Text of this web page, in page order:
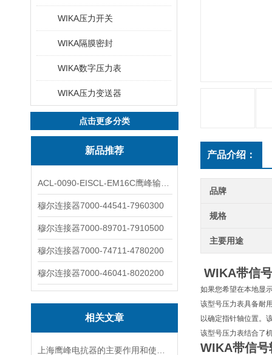
WIKA压力开关
WIKA隔膜密封
WIKA数字压力表
WIKA压力变送器
点击更多分类
新品推荐
穆尔连接器7000-44541-7960300
穆尔连接器7000-89701-7910500
穆尔连接器7000-74711-4780200
穆尔连接器7000-46041-8020200
相关文章
产品介绍：
品牌
规格
主要用途
WIKA带信
如果您希望在本地显
该型号压力表具备耐
以确定指针轴位置。
该型号压力表结合了
WIKA带信